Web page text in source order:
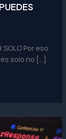
SOLO Por eso
solo no […]